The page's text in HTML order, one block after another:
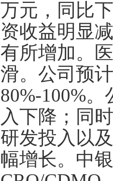
万元，同比
资收益明显
有所增加。
滑。公司预
80%-100%
入下降；同
研发投入以
幅增长。中